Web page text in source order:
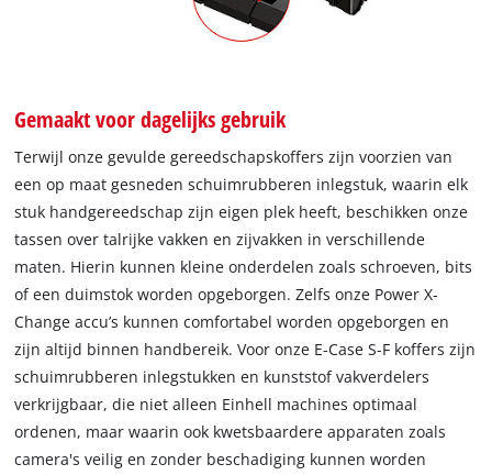
Gemaakt voor dagelijks gebruik
Terwijl onze gevulde gereedschapskoffers zijn voorzien van
een op maat gesneden schuimrubberen inlegstuk, waarin elk
stuk handgereedschap zijn eigen plek heeft, beschikken onze
tassen over talrijke vakken en zijvakken in verschillende
maten. Hierin kunnen kleine onderdelen zoals schroeven, bits
of een duimstok worden opgeborgen. Zelfs onze Power X-
Change accu’s kunnen comfortabel worden opgeborgen en
zijn altijd binnen handbereik. Voor onze E-Case S-F koffers zijn
schuimrubberen inlegstukken en kunststof vakverdelers
verkrijgbaar, die niet alleen Einhell machines optimaal
ordenen, maar waarin ook kwetsbaardere apparaten zoals
camera's veilig en zonder beschadiging kunnen worden